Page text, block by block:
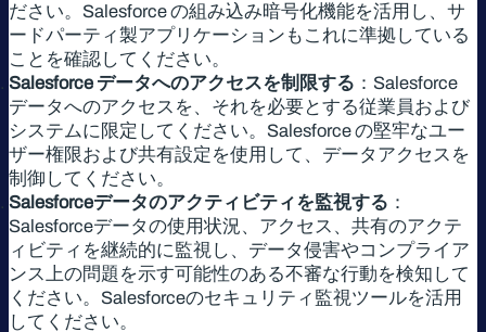
ださい。Salesforce の組み込み暗号化機能を活用し、サ
ードパーティ製アプリケーションもこれに準拠している
ことを確認してください。
Salesforce データへのアクセスを制限する ：Salesforce
データへのアクセスを、それを必要とする従業員および
システムに限定してください。Salesforce の堅牢なユー
ザー権限および共有設定を使用して、データアクセスを
制御してください。
Salesforceデータのアクティビティを監視する ：
Salesforceデータの使用状況、アクセス、共有のアクテ
ィビティを継続的に監視し、データ侵害やコンプライア
ンス上の問題を示す可能性のある不審な行動を検知して
ください。Salesforceのセキュリティ監視ツールを活用
してください。